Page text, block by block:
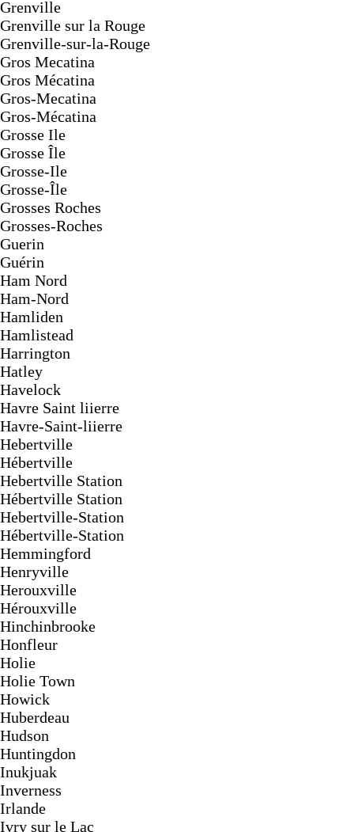
Grenville
Grenville sur la Rouge
Grenville-sur-la-Rouge
Gros Mecatina
Gros Mécatina
Gros-Mecatina
Gros-Mécatina
Grosse Ile
Grosse Île
Grosse-Ile
Grosse-Île
Grosses Roches
Grosses-Roches
Guerin
Guérin
Ham Nord
Ham-Nord
Hamliden
Hamlistead
Harrington
Hatley
Havelock
Havre Saint liierre
Havre-Saint-liierre
Hebertville
Hébertville
Hebertville Station
Hébertville Station
Hebertville-Station
Hébertville-Station
Hemmingford
Henryville
Herouxville
Hérouxville
Hinchinbrooke
Honfleur
Holie
Holie Town
Howick
Huberdeau
Hudson
Huntingdon
Inukjuak
Inverness
Irlande
Ivry sur le Lac